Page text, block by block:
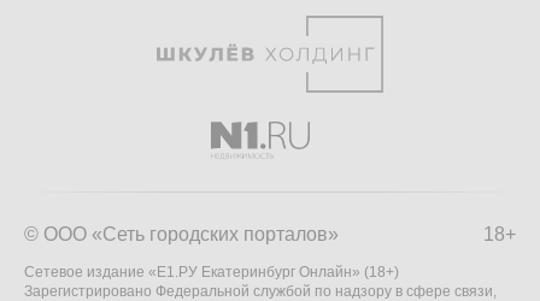
18+
© ООО «Сеть городских порталов»
Сетевое издание «Е1.РУ Екатеринбург Онлайн» (18+)
Зарегистрировано Федеральной службой по надзору в сфере связи,